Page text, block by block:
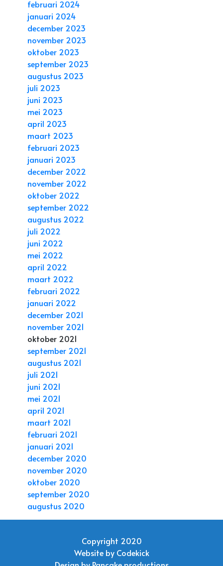
februari 2024
januari 2024
december 2023
november 2023
oktober 2023
september 2023
augustus 2023
juli 2023
juni 2023
mei 2023
april 2023
maart 2023
februari 2023
januari 2023
december 2022
november 2022
oktober 2022
september 2022
augustus 2022
juli 2022
juni 2022
mei 2022
april 2022
maart 2022
februari 2022
januari 2022
december 2021
november 2021
oktober 2021
september 2021
augustus 2021
juli 2021
juni 2021
mei 2021
april 2021
maart 2021
februari 2021
januari 2021
december 2020
november 2020
oktober 2020
september 2020
augustus 2020
Copyright 2020
Website by Codekick